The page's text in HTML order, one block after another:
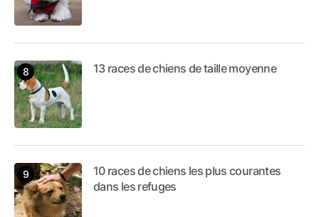
13 races de chiens de taille moyenne
10 races de chiens les plus courantes
dans les refuges